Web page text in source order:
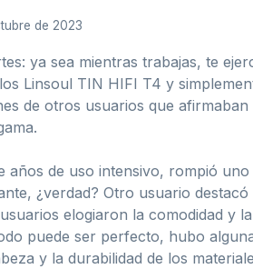
de 2023
ya sea mientras trabajas, te
Linsoul TIN HIFI T4 y
de otros usuarios que
de uso intensivo, rompió
¿verdad? Otro usuario
elogiaron la comodidad y
puede ser perfecto, hubo
y la durabilidad de los